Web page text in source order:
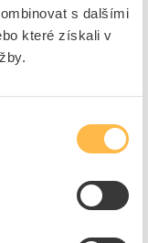
s dalšími
které získali v
lisovací rudá
0,39 Kč/ks